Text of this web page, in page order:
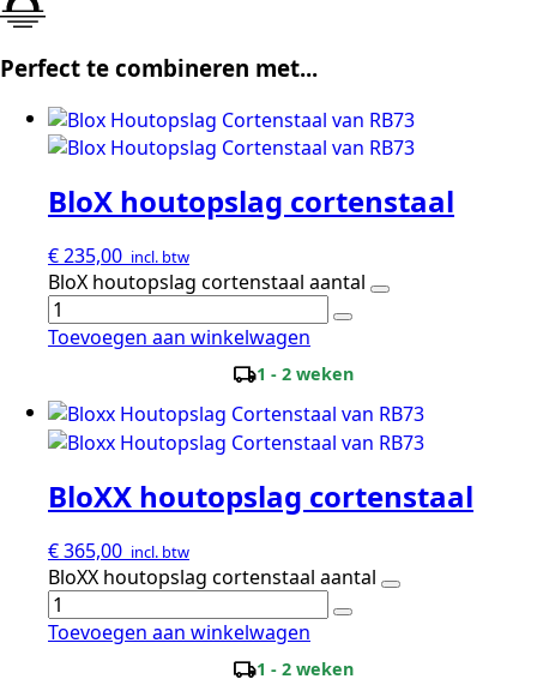
Perfect te combineren met...
BloX houtopslag cortenstaal
€235,00 incl. btw
BloX houtopslag cortenstaal aantal
Toevoegen aan winkelwagen
local_shipping1 - 2 weken
BloXX houtopslag cortenstaal
€365,00 incl. btw
BloXX houtopslag cortenstaal aantal
Toevoegen aan winkelwagen
local_shipping1 - 2 weken